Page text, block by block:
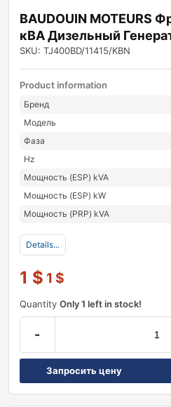
BAUDOUIN MOTEURS
кВА Дизельный
SKU: TJ400BD/11415/KBN
Product information
Бренд
Модель
Фаза
Hz
Мощность (ESP) kVA
Мощность (ESP) kW
Мощность (PRP) kVA
Details...
1 $ 1 $
Quantity Only 1 left in stock!
-
Запросить цену